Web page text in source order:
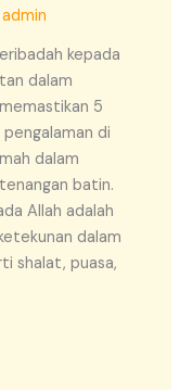
admin
kepada
dalam
5
di
dalam
batin.
Allah adalah
dalam
shalat, puasa,